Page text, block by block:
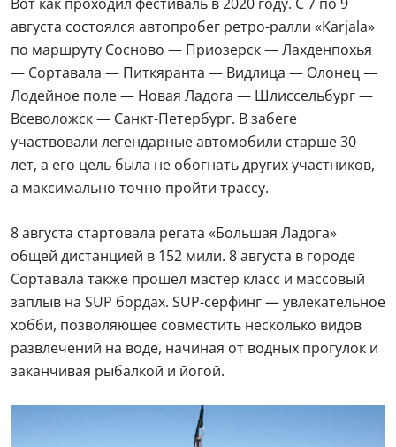
августа состоялся автопробег ретро-ралли «Karjala»
по маршруту Сосново — Приозерск — Лахденпохья
— Сортавала — Питкяранта — Видлица — Олонец —
Лодейное поле — Новая Ладога — Шлиссельбург —
Всеволожск — Санкт-Петербург. В забеге
участвовали легендарные автомобили старше 30
лет, а его цель была не обогнать других участников,
а максимально точно пройти трассу.
8 августа стартовала регата «Большая Ладога»
общей дистанцией в 152 мили. 8 августа в городе
Сортавала также прошел мастер класс и массовый
заплыв на SUP бордах. SUP-серфинг — увлекательное
хобби, позволяющее совместить несколько видов
развлечений на воде, начиная от водных прогулок и
заканчивая рыбалкой и йогой.